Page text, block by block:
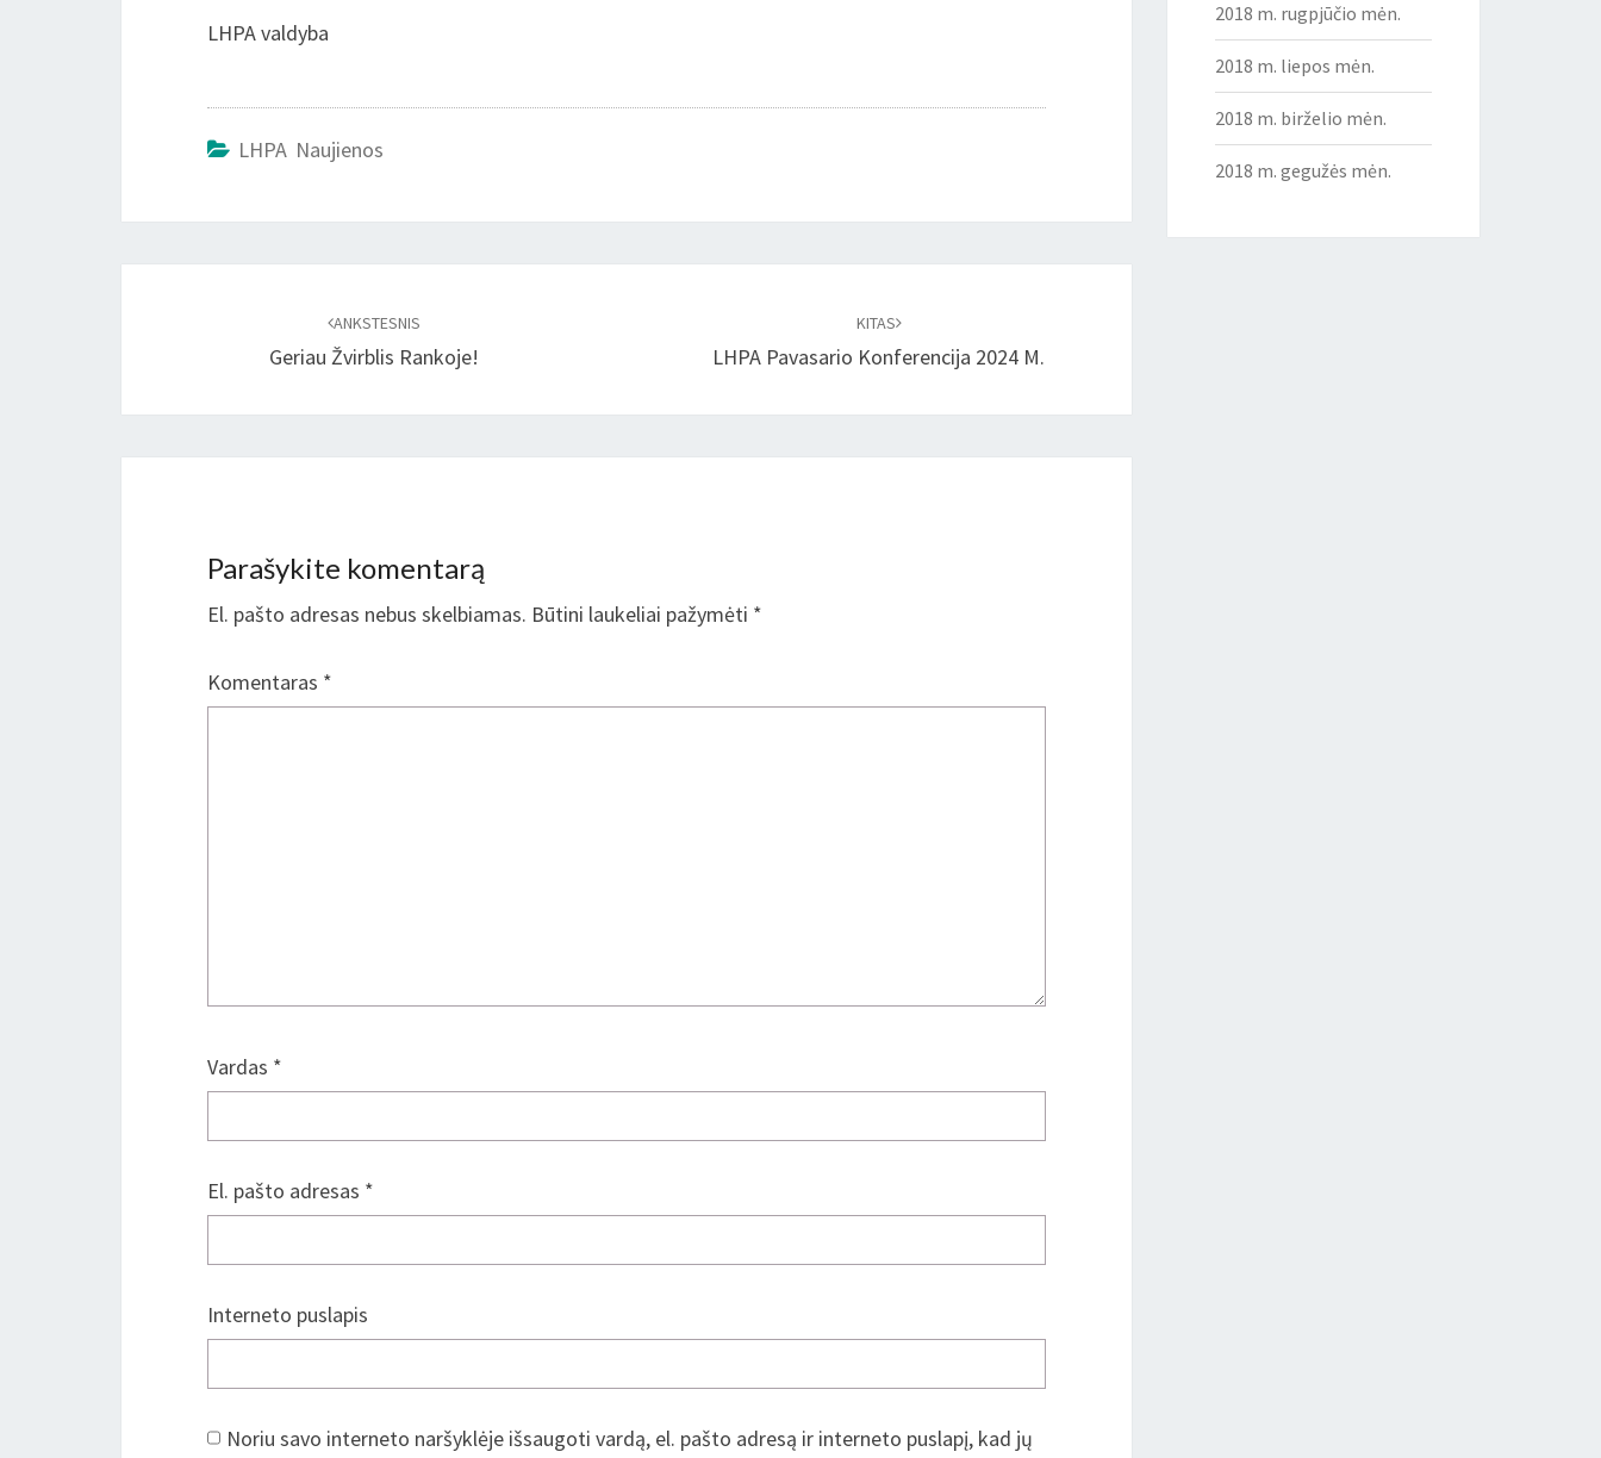
LHPA valdyba
LHPA Naujienos
ANKSTESNIS
Geriau Žvirblis Rankoje!
KITAS
LHPA Pavasario Konferencija 2024 M.
Parašykite komentarą
El. pašto adresas nebus skelbiamas. Būtini laukeliai pažymėti *
Komentaras *
Vardas *
El. pašto adresas *
Interneto puslapis
Noriu savo interneto naršyklėje išsaugoti vardą, el. pašto adresą ir interneto puslapį, kad jų
2018 m. rugpjūčio mėn.
2018 m. liepos mėn.
2018 m. birželio mėn.
2018 m. gegužės mėn.